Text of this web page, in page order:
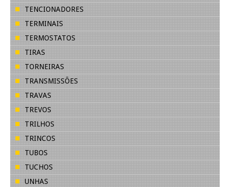
TENCIONADORES
TERMINAIS
TERMOSTATOS
TIRAS
TORNEIRAS
TRANSMISSÕES
TRAVAS
TREVOS
TRILHOS
TRINCOS
TUBOS
TUCHOS
UNHAS